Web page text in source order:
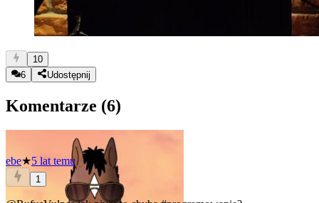
10
6
Udostępnij
Komentarze (6)
ebe★5 lat temu
1